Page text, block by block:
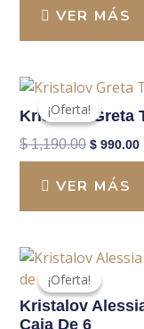
VER MÁS
¡Oferta!
¡Oferta!
Kristalov Greta
$1,190.00
El
precio
original
era:
$
$ 990.00
VER MÁS
¡Oferta!
¡Oferta!
Kristalov
Caja De 6
El
precio
original
era: